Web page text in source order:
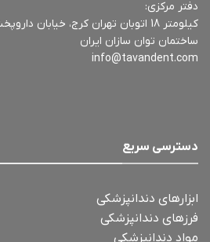
دفتر مرکزی:
کیلومتر 18 اتوبان تهران کرج، خیابان داروپخش، کوچه ششم
ساختمان توان سازان ایران
info@tavandent.com
دسترسی سریع
ابزارهای دندانپزشکی
فرزهای دندانپزشکی
مواد دندانپزشکی